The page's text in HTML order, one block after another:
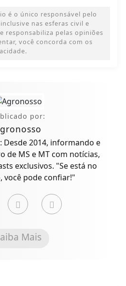
é o único responsável pelo
nas esferas civil e
responsabiliza pelas opiniões
você concorda com os
por:
Desde 2014, informando e
de MS e MT com notícias,
exclusivos. "Se está no
você pode confiar!"
Mais